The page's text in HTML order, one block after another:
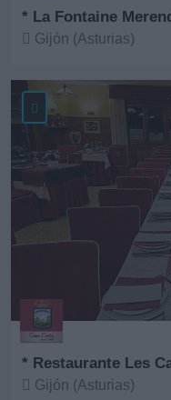
* La Fontaine
Gijón (Asturias)
Gijón (Asturias)